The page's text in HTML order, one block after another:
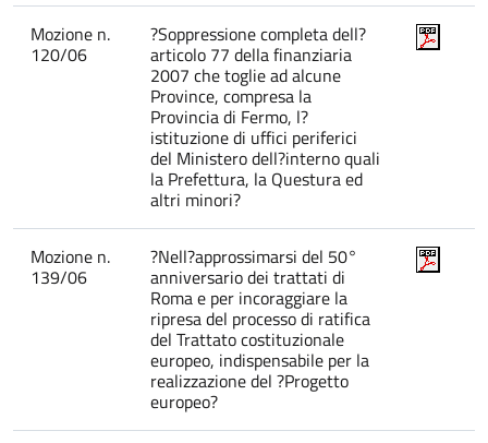
Mozione n.
120/06
?Soppressione completa dell?
articolo 77 della finanziaria
2007 che toglie ad alcune
Province, compresa la
Provincia di Fermo, l?
istituzione di uffici periferici
del Ministero dell?interno quali
la Prefettura, la Questura ed
altri minori?
Mozione n.
139/06
?Nell?approssimarsi del 50°
anniversario dei trattati di
Roma e per incoraggiare la
ripresa del processo di ratifica
del Trattato costituzionale
europeo, indispensabile per la
realizzazione del ?Progetto
europeo?